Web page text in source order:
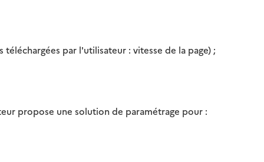
par l'utilisateur : vitesse de la page) ;
propose une solution de paramétrage pour :